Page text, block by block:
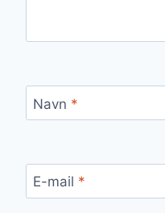
Navn *
E-mail *